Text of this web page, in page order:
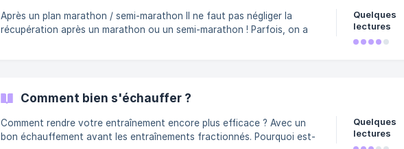
Après un plan marathon / semi-marathon Il ne faut pas négliger la
récupération après un marathon ou un semi-marathon ! Parfois, on a
deux si tu sens que tu ne récupères pas. Pas de course, mais ça ne
Quelques
lectures
Comment bien s'échauffer ?
Comment rendre votre entraînement encore plus efficace ? Avec un
bon échauffement avant les entraînements fractionnés. Pourquoi est-
Quelques
lectures